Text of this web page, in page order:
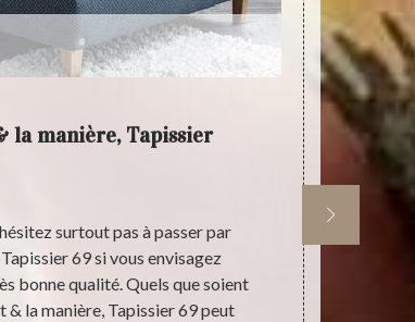
la manière, Tapissier
surtout pas à passer par
69 si vous envisagez
bonne qualité. Quels que soient
& la manière, Tapissier 69 peut
L'art &